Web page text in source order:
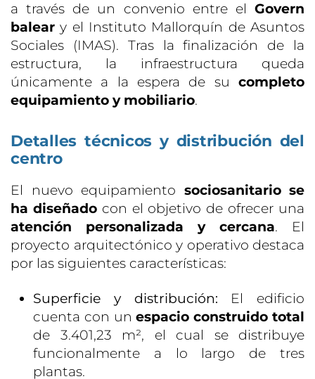
a través de un convenio entre el Govern
balear y el Instituto Mallorquín de Asuntos
Sociales (IMAS). Tras la finalización de la
estructura, la infraestructura queda
únicamente a la espera de su completo
equipamiento y mobiliario.
Detalles técnicos y distribución del
centro
El nuevo equipamiento sociosanitario se
ha diseñadocon el objetivo de ofrecer una
atención personalizada y cercana. El
proyecto arquitectónico y operativo destaca
por las siguientes características:
Superficie y distribución: El edificio
cuenta con unespacio construido total
de 3.401,23 m², el cual se distribuye
funcionalmente a lo largo de tres
plantas.